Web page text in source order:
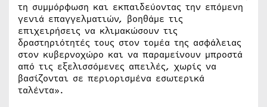
τη συμμόρφωση και εκπαιδεύοντας την επόμενη
γενιά επαγγελματιών, βοηθάμε τις
επιχειρήσεις να κλιμακώσουν τις
δραστηριότητές τους στον τομέα της ασφάλειας
στον κυβερνοχώρο και να παραμείνουν μπροστά
από τις εξελισσόμενες απειλές, χωρίς να
βασίζονται σε περιορισμένα εσωτερικά
ταλέντα».